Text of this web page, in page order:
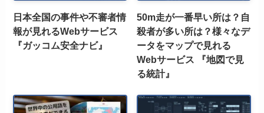
日本全国の事件や不審者情
報が見れるWebサービス
『ガッコム安全ナビ』
50m走が一番早い所は？自
殺者が多い所は？様々なデ
ータをマップで見れる
Webサービス 『地図で見
る統計』